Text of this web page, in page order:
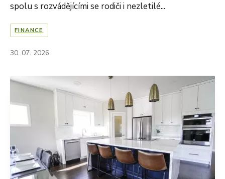
spolu s rozvádějícími se rodiči i nezletilé...
FINANCE
30. 07. 2026